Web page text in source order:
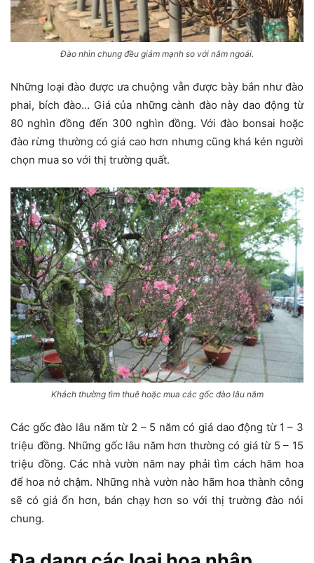
Đào nhìn chung đều giảm mạnh so với năm ngoái.
Những loại đào được ưa chuộng vẫn được bày bắn như đào
phai, bích đào… Giá của những cành đào này dao động từ
80 nghìn đồng đến 300 nghìn đồng. Với đào bonsai hoặc
đào rừng thường có giá cao hơn nhưng cũng khá kén người
chọn mua so với thị trường quất.
Khách thường tìm thuê hoặc mua các gốc đào lâu năm
Các gốc đào lâu năm từ 2 – 5 năm có giá dao động từ 1 – 3
triệu đồng. Những gốc lâu năm hơn thường có giá từ 5 – 15
triệu đồng. Các nhà vườn năm nay phải tìm cách hãm hoa
để hoa nở chậm. Những nhà vườn nào hãm hoa thành công
sẽ có giá ổn hơn, bán chạy hơn so với thị trường đào nói
chung.